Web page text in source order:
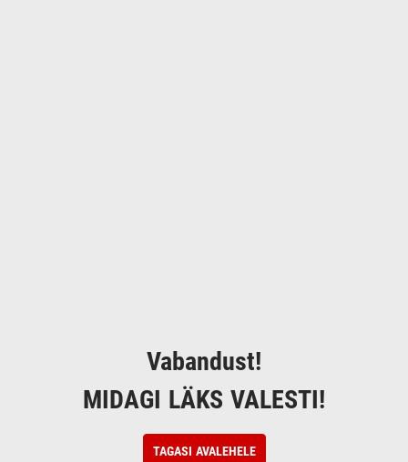
Vabandust!
MIDAGI LÄKS VALESTI!
TAGASI AVALEHELE